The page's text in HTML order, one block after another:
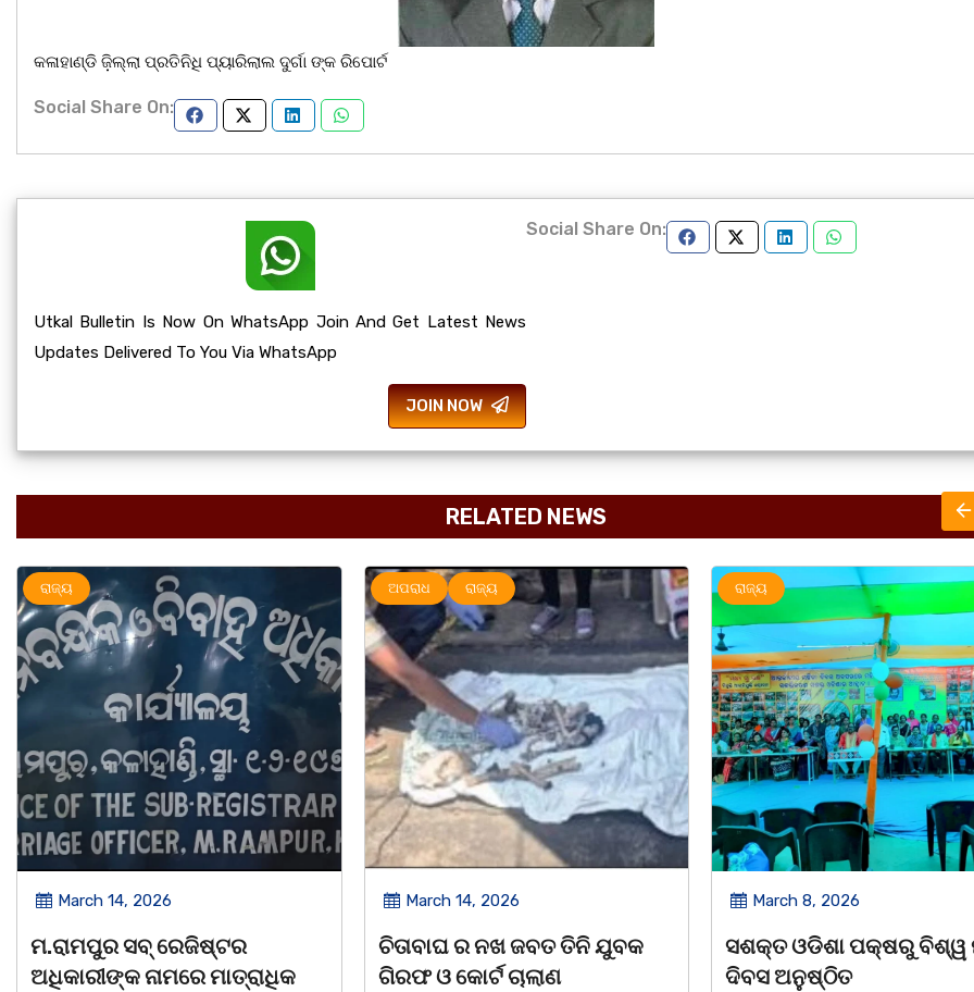
କଳାହାଣ୍ଡି ଜ଼ିଲ୍ଲା ପ୍ରତିନିଧି ପ୍ୟାରିଲାଲ ଦୁର୍ଗା ଙ୍କ ରିପୋର୍ଟ
Social Share On:
Utkal Bulletin Is Now On WhatsApp Join And Get Latest News
Updates Delivered To You Via WhatsApp
JOIN NOW
Social Share On:
RELATED NEWS
ଅପରାଧ ରାଜ୍ୟ
March 14, 2026
ଚିତାବାଘ ର ନଖ ଜବତ ତିନି ଯୁବକ
ଗିରଫ ଓ କୋର୍ଟ ଚାଲାଣ
ରାଜ୍ୟ
March 8, 2026
ସଶକ୍ତ ଓଡିଶା ପକ୍ଷରୁ ବିଶ୍ୱ ମହିଳା
ଦିବସ ଅନୁଷ୍ଠିତ
ରାଜ୍ୟ
March 8, 2026
ଆନ୍ତର୍ଜାତୀୟ ମହିଳା ଦିବସ
ଉପଲକ୍ଷେ ନାଟକ ‘ଖାଣ୍ଟି ସୁନା’